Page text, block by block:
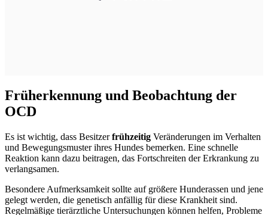
Früherkennung und Beobachtung der
OCD
Es ist wichtig, dass Besitzerfrühzeitig Veränderungen im Verhalten
und Bewegungsmuster ihres Hundes bemerken. Eine schnelle
Reaktion kann dazu beitragen, das Fortschreiten der Erkrankung zu
verlangsamen.
Besondere Aufmerksamkeit sollte auf größere Hunderassen und jene
gelegt werden, die genetisch anfällig für diese Krankheit sind.
Regelmäßige tierärztliche Untersuchungen können helfen, Probleme